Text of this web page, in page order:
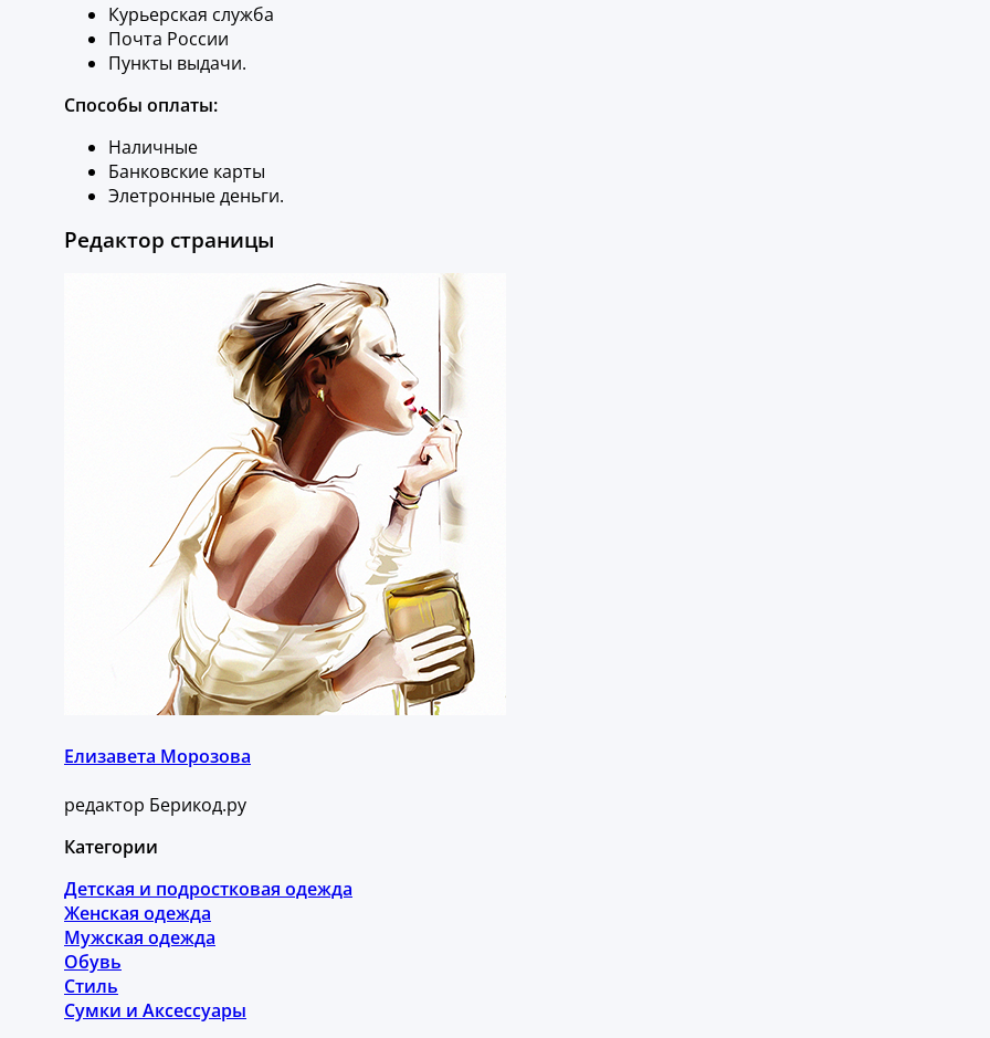
Курьерская служба
Почта России
Пункты выдачи.
Способы оплаты:
Наличные
Банковские карты
Элетронные деньги.
Редактор страницы
Елизавета Морозова
редактор Берикод.ру
Категории
Детская и подростковая одежда
Женская одежда
Мужская одежда
Обувь
Стиль
Сумки и Аксессуары